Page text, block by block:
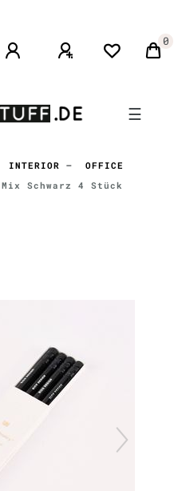
0
☰
INTERIOR
OFFICE
Schwarz 4 Stück